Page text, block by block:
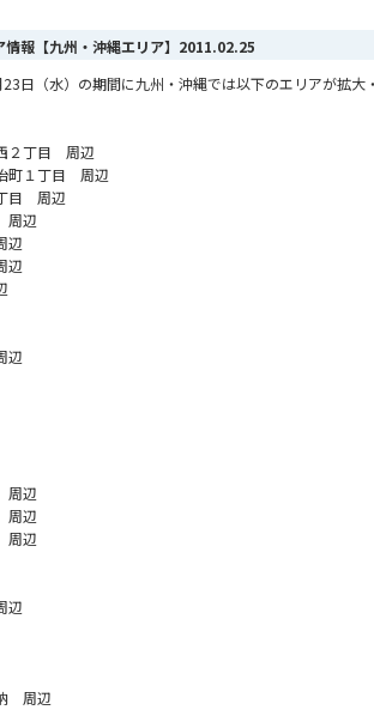
報【九州・沖縄エリア】 2011.02.25
日（水）の期間に九州・沖縄では以下のエリアが拡大
２丁目 周辺
町１丁目 周辺
目 周辺
周辺
辺
辺
辺
周辺
周辺
周辺
辺
周辺